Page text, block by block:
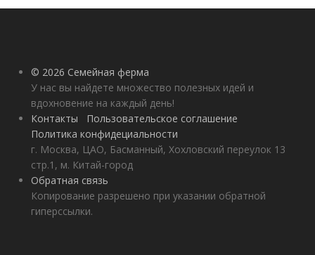
© 2026 Семейная ферма
У нас вы найдете множество полезных идей и
вдохновение на каждый день!
Контакты
Пользовательское соглашение
Политика конфидециальности
г. Москва, ЦАО, Басманный, Хохловский переулок 13
стр.1, м. Китай-город
Обратная связь
Копирование разрешено при указании обратной
гиперссылки.